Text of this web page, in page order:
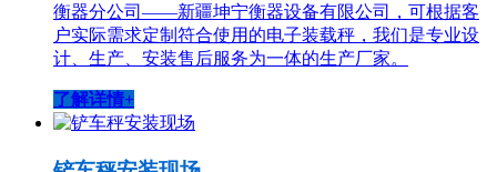
衡器分公司——新疆坤宁衡器设备有限公司，可根据客
户实际需求定制符合使用的电子装载秤，我们是专业设
计、生产、安装售后服务为一体的生产厂家。
了解详情+